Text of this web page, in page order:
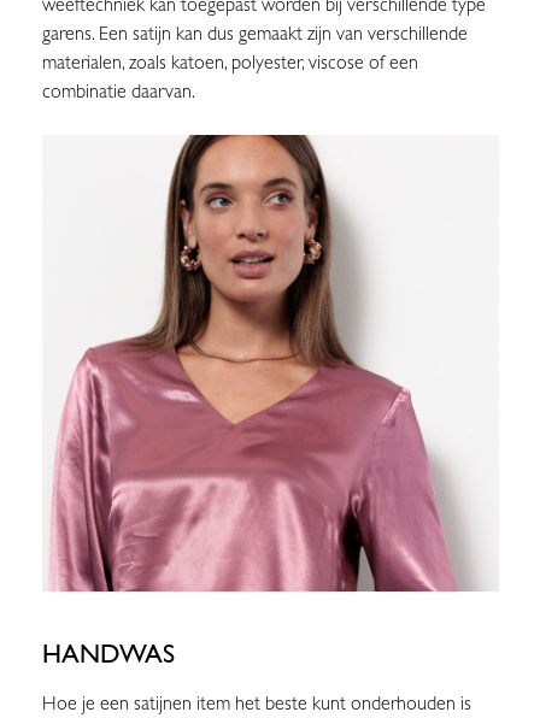
garens. Een satijn kan dus gemaakt zijn van verschillende
materialen, zoals katoen, polyester, viscose of een
combinatie daarvan.
HANDWAS
Hoe je een satijnen item het beste kunt onderhouden is